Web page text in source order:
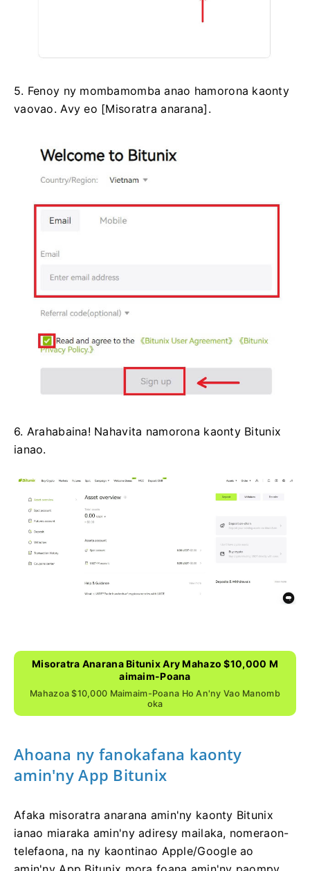
5. Fenoy ny mombamomba anao hamorona kaonty
vaovao. Avy eo [Misoratra anarana].
6. Arahabaina! Nahavita namorona kaonty Bitunix
ianao.
Misoratra Anarana Bitunix Ary Mahazo $10,000 M
Aimaim-Poana
Mahazoa $10,000 Maimaim-Poana Ho An'ny Vao Manomb
Oka
Ahoana ny fanokafana kaonty
amin'ny App Bitunix
Afaka misoratra anarana amin'ny kaonty Bitunix
ianao miaraka amin'ny adiresy mailaka, nomeraon-
telefaona, na ny kaontinao Apple/Google ao